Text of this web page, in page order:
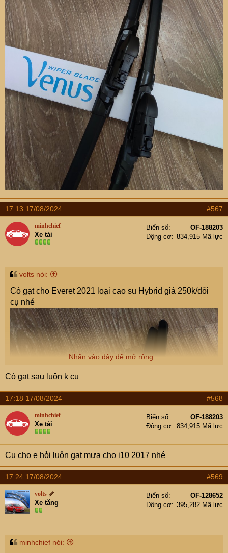
17:13 17/08/2024 #567
minhchief
Xe tải
Biển số
OF-188203
Động cơ
834,915 Mã lực
volts nói:
Có gạt cho Everet 2021 loại cao su Hybrid giá 250k/đôi
cụ nhé
Nhấn vào đây để mở rộng...
Có gạt sau luôn k cụ
17:18 17/08/2024 #568
minhchief
Xe tải
Biển số
OF-188203
Động cơ
834,915 Mã lực
Cụ cho e hỏi luôn gạt mưa cho i10 2017 nhé
17:24 17/08/2024 #569
volts
Xe tăng
Biển số
OF-128652
Động cơ
395,282 Mã lực
minhchief nói: